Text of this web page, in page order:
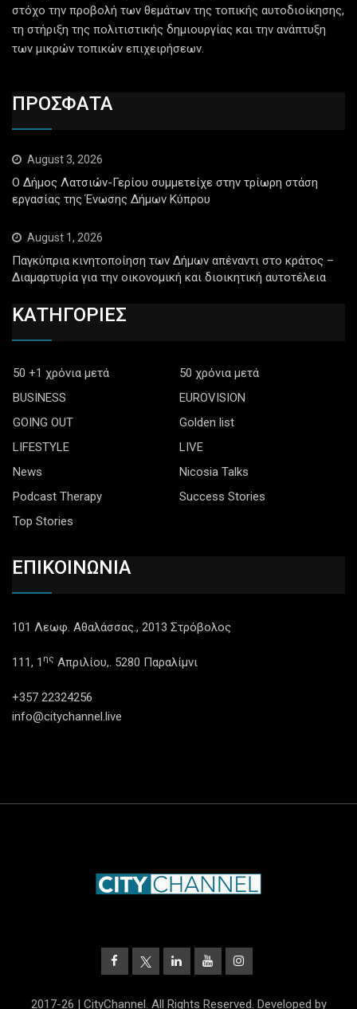
στόχο την προβολή των θεμάτων της τοπικής αυτοδιοίκησης,
τη στήριξη της πολιτιστικής δημιουργίας και την ανάπτυξη
των μικρών τοπικών επιχειρήσεων.
ΠΡΟΣΦΑΤΑ
August 3, 2026
Ο Δήμος Λατσιών-Γερίου συμμετείχε στην τρίωρη στάση
εργασίας της Ένωσης Δήμων Κύπρου
August 1, 2026
Παγκύπρια κινητοποίηση των Δήμων απέναντι στο κράτος –
Διαμαρτυρία για την οικονομική και διοικητική αυτοτέλεια
ΚΑΤΗΓΟΡΙΕΣ
50 +1 χρόνια μετά
50 χρόνια μετά
BUSINESS
EUROVISION
GOING OUT
Golden list
LIFESTYLE
LIVE
News
Nicosia Talks
Podcast Therapy
Success Stories
Top Stories
ΕΠΙΚΟΙΝΩΝΙΑ
101 Λεωφ. Αθαλάσσας., 2013 Στρόβολος
111, 1 ης Απριλίου,. 5280 Παραλίμνι
+357 22324256
info@citychannel.live
2017-26 | CityChannel. All Rights Reserved. Developed by